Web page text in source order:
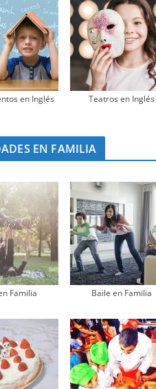
en Inglés Teatros en Inglés
EN FAMILIA
Familia Baile en Familia